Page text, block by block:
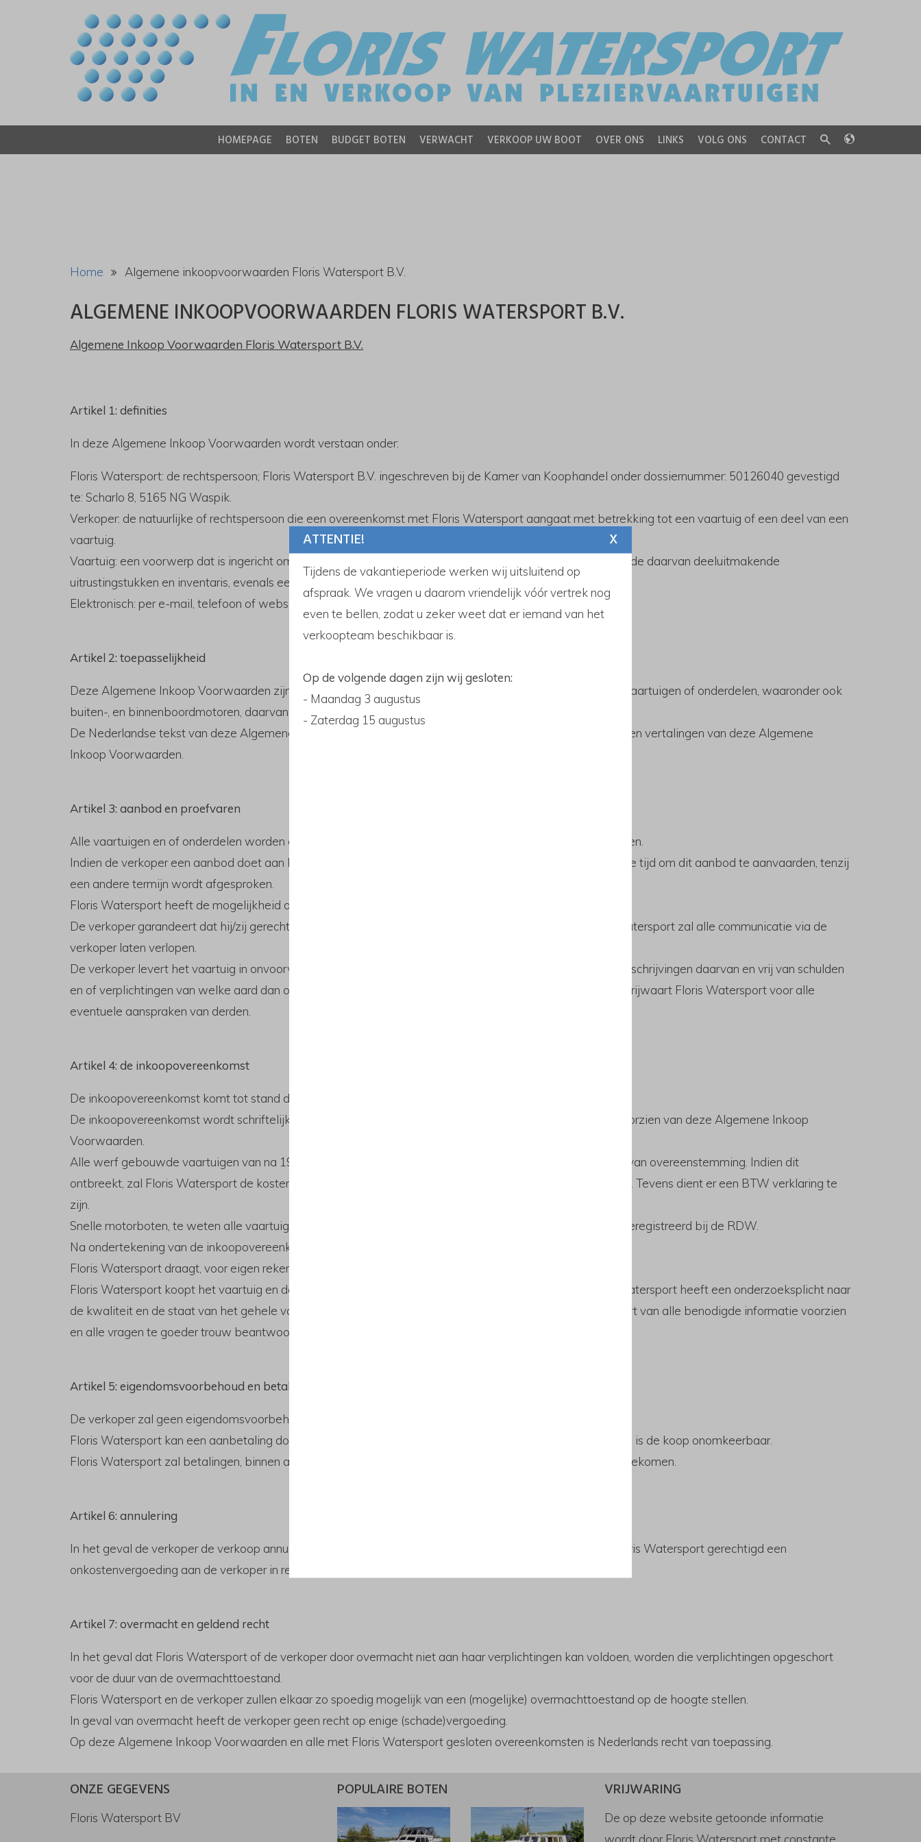
ATTENTIE! X
Tijdens de vakantieperiode werken wij uitsluitend op
afspraak. We vragen u daarom vriendelijk vóór vertrek nog
even te bellen, zodat u zeker weet dat er iemand van het
verkoopteam beschikbaar is.
Op de volgende dagen zijn wij gesloten:
- Maandag 3 augustus
- Zaterdag 15 augustus
HOMEPAGE BOTEN BUDGET BOTEN VERWACHT VERKOOP UW BOOT OVER ONS LINKS VOLG ONS CONTACT
Home Algemene inkoopvoorwaarden Floris Watersport B.V.
ALGEMENE INKOOPVOORWAARDEN FLORIS WATERSPORT B.V.
Algemene Inkoop Voorwaarden Floris Watersport B.V.
Artikel 1: definities
In deze Algemene Inkoop Voorwaarden wordt verstaan onder:
Floris Watersport: de rechtspersoon; Floris Watersport B.V. ingeschreven bij de Kamer van Koophandel onder dossiernummer: 50126040 gevestigd
te: Scharlo 8, 5165 NG Waspik.
Verkoper: de natuurlijke of rechtspersoon die een overeenkomst met Floris Watersport aangaat met betrekking tot een vaartuig of een deel van een
vaartuig.
Vaartuig: een voorwerp dat is ingericht om op het water te verblijven en zich daarop te bewegen, inclusief de daarvan deeluitmakende
uitrustingstukken en inventaris, evenals een casco of vaartuig in aanbouw.
Elektronisch: per e-mail, telefoon of website.
Artikel 2: toepasselijkheid
Deze Algemene Inkoop Voorwaarden zijn van toepassing op elk bod en iedere inkoopovereenkomst van vaartuigen of onderdelen, waaronder ook
buiten-, en binnenboordmotoren, daarvan.
De Nederlandse tekst van deze Algemene Inkoop Voorwaarden is de authentieke tekst en prevaleert boven vertalingen van deze Algemene
Inkoop Voorwaarden.
Artikel 3: aanbod en proefvaren
Alle vaartuigen en of onderdelen worden gekocht als marge goederen, tenzij anders wordt overeengekomen.
Indien de verkoper een aanbod doet aan Floris Watersport, dan heeft Floris Watersport vierentwintig uur de tijd om dit aanbod te aanvaarden, tenzij
een andere termijn wordt afgesproken.
Floris Watersport heeft de mogelijkheid om, op eigen risico, een proefvaart te maken met het vaartuig.
De verkoper garandeert dat hij/zij gerechtigd is om het vaartuig en of de onderdelen te verkopen. Floris Watersport zal alle communicatie via de
verkoper laten verlopen.
De verkoper levert het vaartuig in onvoorwaardelijke eigendom, vrij van hypotheken en beslagen en van inschrijvingen daarvan en vrij van schulden
en of verplichtingen van welke aard dan ook, waaronder ook verstaan wordt de havenschulden. Verkoper vrijwaart Floris Watersport voor alle
eventuele aanspraken van derden.
Artikel 4: de inkoopovereenkomst
De inkoopovereenkomst komt tot stand door aanvaarding van het aanbod.
De inkoopovereenkomst wordt schriftelijk, dan wel elektronisch vastgelegd. De inkoopovereenkomst is voorzien van deze Algemene Inkoop
Voorwaarden.
Alle werf gebouwde vaartuigen van na 1997 dienen te zijn voorzien van een CE-markering met verklaring van overeenstemming. Indien dit
ontbreekt, zal Floris Watersport de kosten voor een aanvraag hiertoe in mindering brengen op de koopprijs. Tevens dient er een BTW verklaring te
zijn.
Snelle motorboten, te weten alle vaartuigen welke sneller dan 20 km per kunnen uur varen, dienen te zijn geregistreerd bij de RDW.
Na ondertekening van de inkoopovereenkomst is het vaartuig verzekerd door Floris Watersport.
Floris Watersport draagt, voor eigen rekening en risico, zorg voor het vervoer van het vaartuig.
Floris Watersport koopt het vaartuig en de onderdelen in de staat zoals deze op dat moment zijn. Floris Watersport heeft een onderzoeksplicht naar
de kwaliteit en de staat van het gehele vaartuig en/ of onderdeel. De verkoper zal hiertoe Floris Watersport van alle benodigde informatie voorzien
en alle vragen te goeder trouw beantwoorden.
Artikel 5: eigendomsvoorbehoud en betaling
De verkoper zal geen eigendomsvoorbehoud hanteren richting Floris Watersport.
Floris Watersport kan een aanbetaling doen als bevestiging van de koop. Nadat de aanbetaling is voldaan, is de koop onomkeerbaar.
Floris Watersport zal betalingen, binnen achtenveertig uur, per bank voldoen, tenzij anders wordt overeengekomen.
Artikel 6: annulering
In het geval de verkoper de verkoop annuleert, nadat het bod van Floris Watersport is geaccepteerd, is Floris Watersport gerechtigd een
onkostenvergoeding aan de verkoper in rekening te brengen.
Artikel 7: overmacht en geldend recht
In het geval dat Floris Watersport of de verkoper door overmacht niet aan haar verplichtingen kan voldoen, worden die verplichtingen opgeschort
voor de duur van de overmachttoestand.
Floris Watersport en de verkoper zullen elkaar zo spoedig mogelijk van een (mogelijke) overmachttoestand op de hoogte stellen.
In geval van overmacht heeft de verkoper geen recht op enige (schade)vergoeding.
Op deze Algemene Inkoop Voorwaarden en alle met Floris Watersport gesloten overeenkomsten is Nederlands recht van toepassing.
ONZE GEGEVENS
Floris Watersport BV
POPULAIRE BOTEN VRIJWARING
De op deze website getoonde informatie
wordt door Floris Watersport met constante